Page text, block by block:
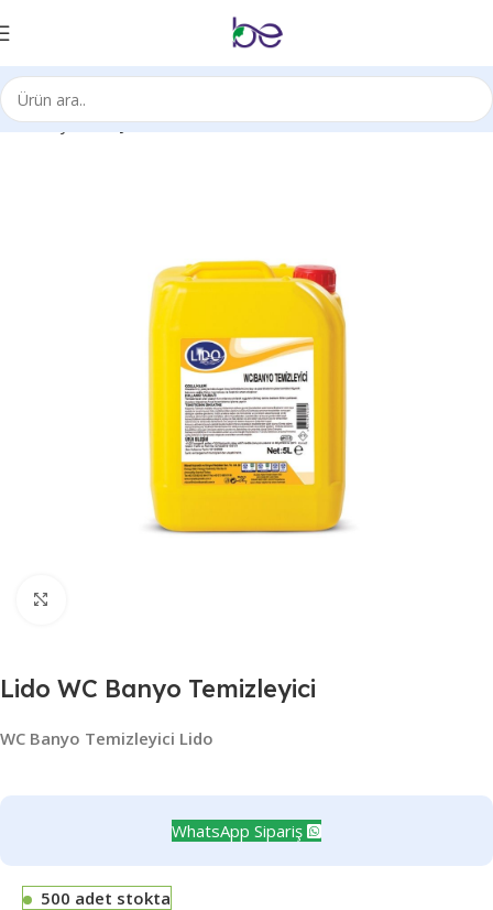
Ana Sayfa Kimyasal Ürünleri
Lido WC Banyo Temizleyici
WC Banyo Temizleyici Lido
WhatsApp Sipariş
500 adet stokta